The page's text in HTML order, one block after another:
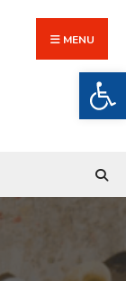
MENU